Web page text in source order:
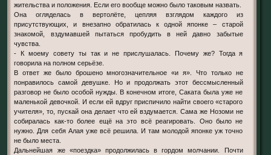
жительства и положения. Если его вообще можно было таковым назвать.
Она огляделась в вертолёте, цепляя взглядом каждого из
присутствующих, и внезапно обратилась к одной японке – старой
знакомой, вздумавшей пытаться пробудить в ней давно забытые
чувства.
- К моему совету ты так и не прислушалась. Почему же? Тогда я
говорила на полном серьёзе.
В ответ же было брошено многозначительное «и я». Что только не
понравилось самой девушке. Но и продолжать этот бессмысленный
разговор не было особой нужды. В конечном итоге, Саката была уже не
маленькой девочкой. И если ей вдруг приспичило найти своего «старого
учителя», то, пускай она делает что ей вздумается. Сама же Нозоми не
собиралась как-то более ещё на это всё реагировать. Оно было не
нужно. Для себя Алая уже всё решила. И там молодой японке уж точно
не было места.
Дальнейшая же «поездка» продолжилась в гордом молчании. Почти